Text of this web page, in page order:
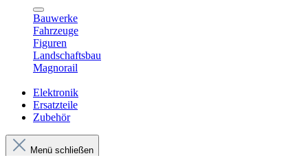
Bauwerke
Fahrzeuge
Figuren
Landschaftsbau
Magnorail
Elektronik
Ersatzteile
Zubehör
Menü schließen